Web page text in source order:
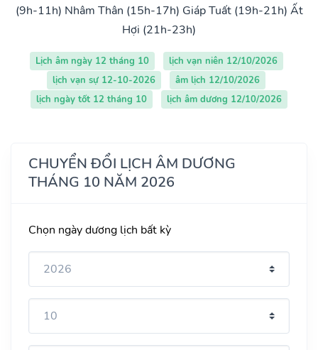
(9h-11h) Nhâm Thân (15h-17h) Giáp Tuất (19h-21h) Ất
Hợi (21h-23h)
Lịch âm ngày 12 tháng 10
lịch vạn niên 12/10/2026
lịch vạn sự 12-10-2026
âm lịch 12/10/2026
lịch ngày tốt 12 tháng 10
lịch âm dương 12/10/2026
CHUYỂN ĐỔI LỊCH ÂM DƯƠNG
THÁNG 10 NĂM 2026
Chọn ngày dương lịch bất kỳ